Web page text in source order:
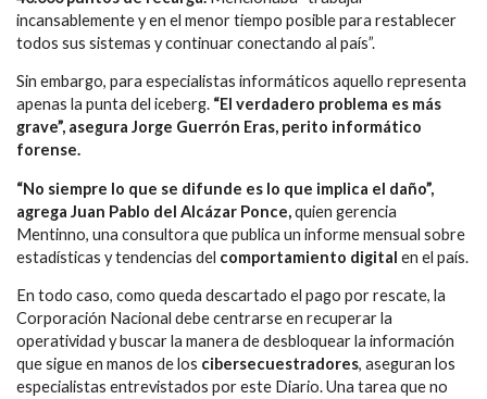
incansablemente y en el menor tiempo posible para restablecer
todos sus sistemas y continuar conectando al país”.
Sin embargo, para especialistas informáticos aquello representa
apenas la punta del iceberg. “El verdadero problema es más
grave”, asegura Jorge Guerrón Eras, perito informático
forense.
“No siempre lo que se difunde es lo que implica el daño”,
agrega Juan Pablo del Alcázar Ponce,quien gerencia
Mentinno, una consultora que publica un informe mensual sobre
estadísticas y tendencias del comportamiento digital en el país.
En todo caso, como queda descartado el pago por rescate, la
Corporación Nacional debe centrarse en recuperar la
operatividad y buscar la manera de desbloquear la información
que sigue en manos de los cibersecuestradores, aseguran los
especialistas entrevistados por este Diario. Una tarea que no